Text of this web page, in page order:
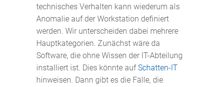
technisches Verhalten kann wiederum als
Anomalie auf der Workstation definiert
werden. Wir unterscheiden dabei mehrere
Hauptkategorien. Zunächst wäre da
Software, die ohne Wissen der IT-Abteilung
installiert ist. Dies könnte aufSchatten-IT
hinweisen. Dann gibt es die Fälle, die